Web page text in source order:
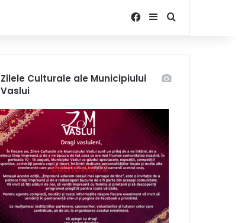
Facebook
SidebarSearch for
Zilele Culturale ale Municipiului
Vaslui